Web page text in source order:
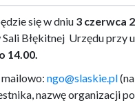
się w dniu 3 czerwca
Błękitnej Urzędu przy
14.00.
ngo@slaskie.pl
nazwę organizacji